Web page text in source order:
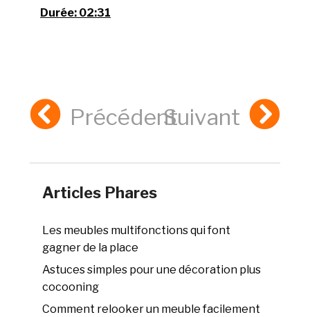
Durée: 02:31
PrécédentSuivant
Articles Phares
Les meubles multifonctions qui font
gagner de la place
Astuces simples pour une décoration plus
cocooning
Comment relooker un meuble facilement